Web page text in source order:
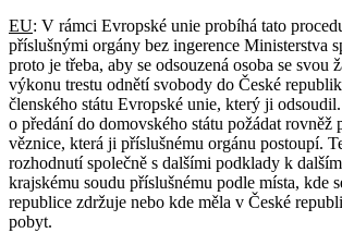
EU: V rámci Evropské unie probíhá tato
příslušnými orgány bez ingerence Ministerstva
proto je třeba, aby se odsouzená osoba se svou
výkonu trestu odnětí svobody do České
členského státu Evropské unie, který ji
o předání do domovského státu požádat rovněž
věznice, která ji příslušnému orgánu postoupí.
rozhodnutí společně s dalšími podklady k
krajskému soudu příslušnému podle místa, kde
republice zdržuje nebo kde měla v České
pobyt.